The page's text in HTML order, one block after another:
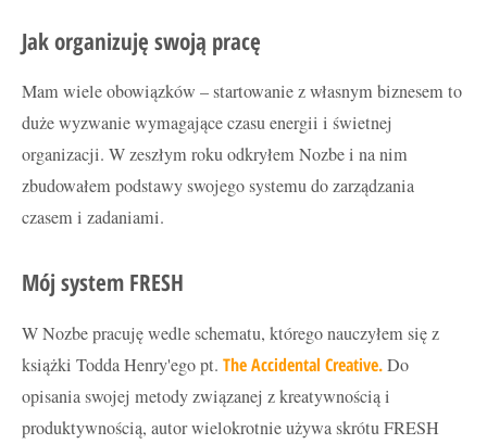
Jak organizuję swoją pracę
Mam wiele obowiązków – startowanie z własnym biznesem to
duże wyzwanie wymagające czasu energii i świetnej
organizacji. W zeszłym roku odkryłem Nozbe i na nim
zbudowałem podstawy swojego systemu do zarządzania
czasem i zadaniami.
Mój system FRESH
W Nozbe pracuję wedle schematu, którego nauczyłem się z
książki Todda Henry'ego pt. The Accidental Creative.Do
opisania swojej metody związanej z kreatywnością i
produktywnością, autor wielokrotnie używa skrótu FRESH